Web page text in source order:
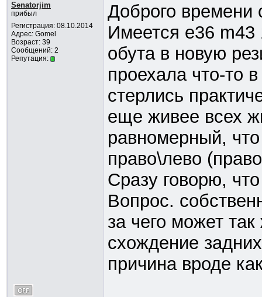
Senatorjim
прибыл
Регистрация: 08.10.2014
Адрес: Gomel
Возраст: 39
Сообщений: 2
Репутация:
Доброго времени
Имеется е36
обута в новую
проехала что-то
стерлись
еще живее всех
равномерный,
право\лево
Сразу говорю,
Вопрос.
за чего может
схождение
причина вроде